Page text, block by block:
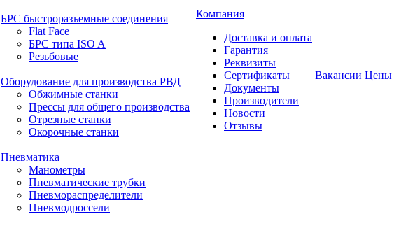
БРС быстроразъемные соединения
Flat Face
БРС типа ISO A
Резьбовые
Оборудование для производства РВД
Обжимные станки
Прессы для общего производства
Отрезные станки
Окорочные станки
Пневматика
Манометры
Пневматические трубки
Пневмораспределители
Пневмодроссели
Компания
Доставка и оплата
Гарантия
Реквизиты
Сертификаты
Документы
Производители
Новости
Отзывы
Вакансии Цены